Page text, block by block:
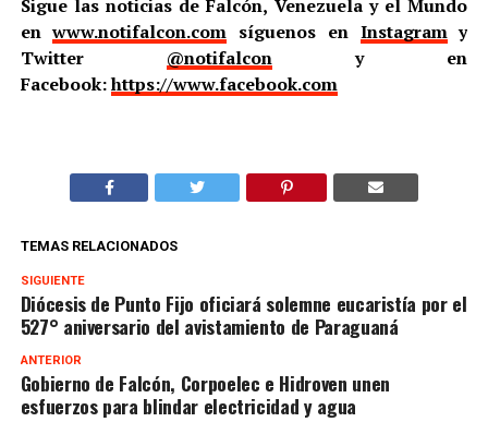
Sigue las noticias de Falcón, Venezuela y el Mundo
enwww.notifalcon.com síguenos en Instagramy
Twitter @notifalcony en
Facebook:https://www.facebook.com
TEMAS RELACIONADOS
SIGUIENTE
Diócesis de Punto Fijo oficiará solemne eucaristía por el
527° aniversario del avistamiento de Paraguaná
ANTERIOR
Gobierno de Falcón, Corpoelec e Hidroven unen
esfuerzos para blindar electricidad y agua